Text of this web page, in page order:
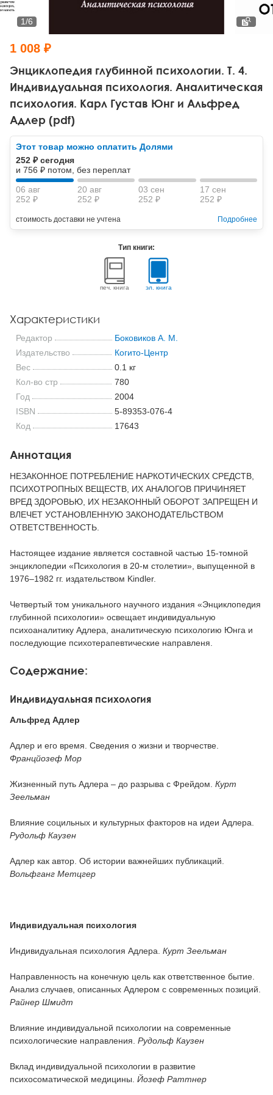
Тревожные расстройства, панические атаки
Психодрама
Другие направления психотерапии
Классический, эриксоновский гипноз и НЛП
НЛП
Психология труда и эргономика
Социальная психология
Социальная и организационная психология
Классический и юнгианский психоанализ
Энциклопедия глубинной психологии. Т. 4.
Индивидуальная психология. Аналитическая
психология. Карл Густав Юнг и Альфред
Адлер (pdf)
1/6
1 008 ₽
Этот товар можно оплатить Долями
252 ₽ сегодня
и 756 ₽ потом, без переплат
06 авг
252 ₽
20 авг
252 ₽
03 сен
252 ₽
17 сен
252 ₽
стоимость доставки не учтена Подробнее
Тип книги:
печ. книга эл. книга
Характеристики
Редактор
Боковиков А. М.
Издательство
Когито-Центр
Вес
0.1 кг
Кол-во стр
780
Год
2004
ISBN
5-89353-076-4
Код
17643
Аннотация
НЕЗАКОННОЕ ПОТРЕБЛЕНИЕ НАРКОТИЧЕСКИХ СРЕДСТВ,
ПСИХОТРОПНЫХ ВЕЩЕСТВ, ИХ АНАЛОГОВ ПРИЧИНЯЕТ
ВРЕД ЗДОРОВЬЮ, ИХ НЕЗАКОННЫЙ ОБОРОТ ЗАПРЕЩЕН И
ВЛЕЧЕТ УСТАНОВЛЕННУЮ ЗАКОНОДАТЕЛЬСТВОМ
ОТВЕТСТВЕННОСТЬ.
Настоящее издание является составной частью 15-томной
энциклопедии «Психология в 20-м столетии», выпущенной в
1976–1982 гг. издательством Kindler.
Четвертый том уникального научного издания «Энциклопедия
глубинной психологии» освещает индивидуальную
психоаналитику Адлера, аналитическую психологию Юнга и
последующие психотерапевтические направленя.
Содержание:
Индивидуальная психология
Альфред Адлер
Адлер и его время. Сведения о жизни и творчестве.
Францйозеф Мор
Жизненный путь Адлера – до разрыва с Фрейдом. Курт
Зеельман
Влияние социльных и культурных факторов на идеи Адлера.
Рудольф Каузен
Адлер как автор. Об истории важнейших публикаций.
Вольфганг Метцгер
Индивидуальная психология
Индивидуальная психология Адлера. Курт Зеельман
Направленность на конечную цель как ответственное бытие.
Aнализ случаев, описанных Адлером с совремeнных позиций.
Райнер Шмидт
Влияние индивидуальной психологии на совремeнные
психологические направления. Рудольф Каузен
Вклад индивидуальной психологии в развитие
психосоматической медицины. Йозеф Раттнер